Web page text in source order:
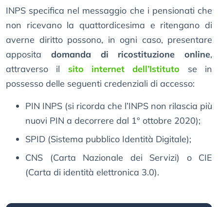
INPS specifica nel messaggio che i pensionati che
non ricevano la quattordicesima e ritengano di
averne diritto possono, in ogni caso, presentare
apposita domanda di ricostituzione online,
attraverso il sito internet dell’Istituto se in
possesso delle seguenti credenziali di accesso:
PIN INPS (si ricorda che l’INPS non rilascia più
nuovi PIN a decorrere dal 1° ottobre 2020);
SPID (Sistema pubblico Identità Digitale);
CNS (Carta Nazionale dei Servizi) o CIE
(Carta di identità elettronica 3.0).